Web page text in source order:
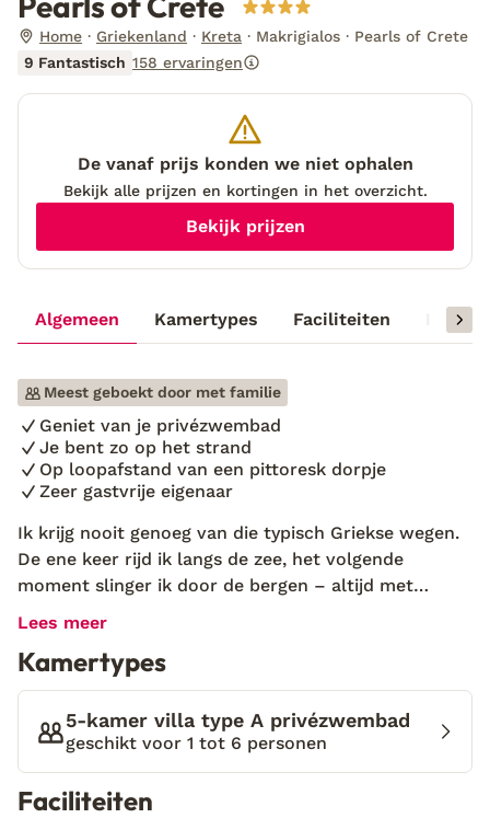
Home Griekenland Kreta Makrigialos
Pearls of Crete
9 Fantastisch 158 ervaringen
Algemeen Kamertypes Faciliteiten
Meest geboekt door met familie
Geniet van je privézwembad
Je bent zo op het strand
Op loopafstand van een pittoresk dorpje
Zeer gastvrije eigenaar
Ik krijg nooit genoeg van die typisch Griekse wegen.
De ene keer rijd ik langs de zee, het volgende
moment slinger ik door de bergen – altijd met
prachtige uitzichten. Deze oostkant van Kreta voelt
dorpjes. Onderweg naar Makrigialos voel ik het
vakantiegevoel al in mijn buik kriebelen, en dat
wordt alleen maar sterker zodra ik aankom bij Pearls
of Crete. De geur van de zee, het geritsel van
palmbomen en het warme welkom van eigenaar
Giorgos maken dat ik me meteen thuis voel. Op het
Lees meer
Kamertypes
5-kamer villa type A privézwembad
geschikt voor 1 tot 6 personen
Faciliteiten
De vanaf prijs konden we niet ophalen
Bekijk alle prijzen en kortingen in het overzicht.
Bekijk prijzen